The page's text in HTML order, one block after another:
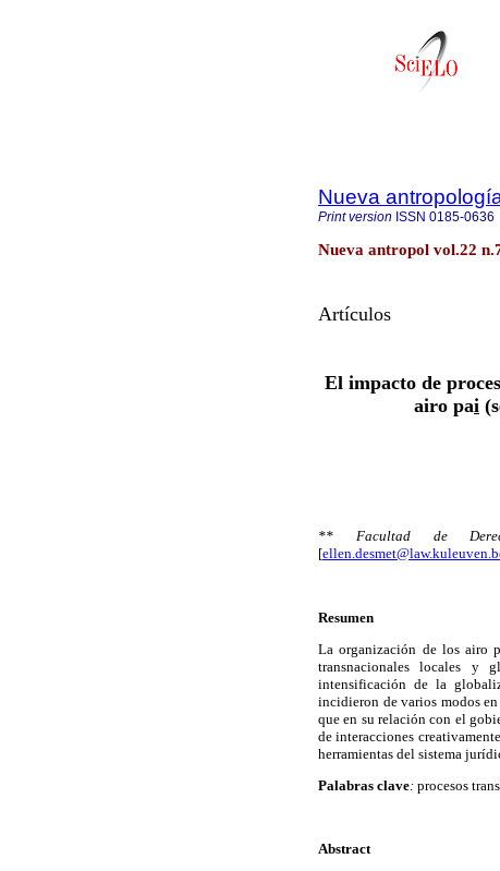
Nueva
Print version ISSN 0185-0636
Nueva antropol vol.22
Artículos
El impacto de
airo pai
** Facultad de
[
Resumen
La organización de los airo
transnacionales locales y
intensificación de la
incidieron de varios modos
que en su relación con el
de interacciones
herramientas del sistema
Palabras clave: procesos
Abstract